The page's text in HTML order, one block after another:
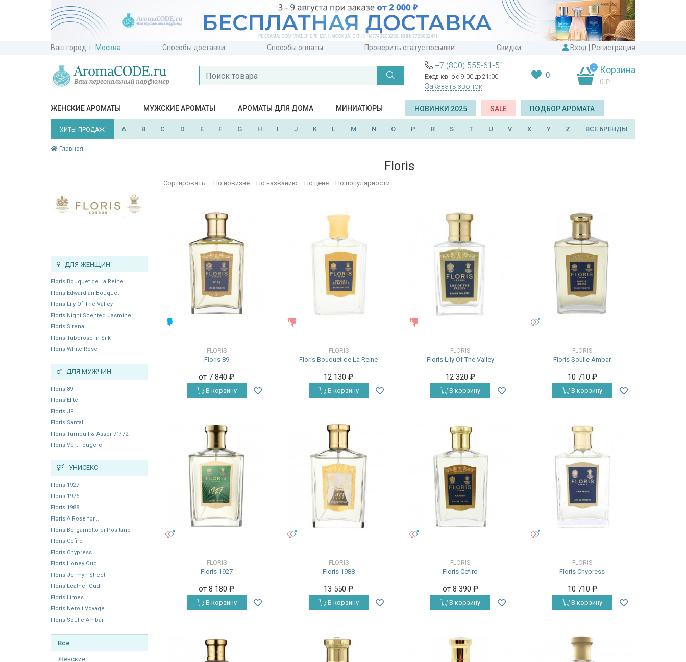
Ваш город: г. Москва Способы доставки Способы оплаты Проверить статус посылки Скидки Вход Регистрация
+7 (800) 555-61-51
Ежедневно с 9:00 до 21:00
Заказать звонок
0
0 Корзина
0 ₽
ЖЕНСКИЕ АРОМАТЫ МУЖСКИЕ АРОМАТЫ АРОМАТЫ ДЛЯ ДОМА МИНИАТЮРЫ НОВИНКИ 2025 SALE ПОДБОР АРОМАТА
ХИТЫ ПРОДАЖ A B C D E F G H I J K L M N O P R S T U V X Y Z ВСЕ БРЕНДЫ
Главная
ДЛЯ ЖЕНЩИН
Floris Bouquet de La Reine
Floris Edwardian Bouquet
Floris Lily Of The Valley
Floris Night Scented Jasmine
Floris Sirena
Floris Tuberose in Silk
Floris White Rose
ДЛЯ МУЖЧИН
Floris 89
Floris Elite
Floris JF
Floris Santal
Floris Turnbull & Asser 71/72
Floris Vert Fougere
УНИСЕКС
Floris 1927
Floris 1976
Floris 1988
Floris A Rose for...
Floris Bergamotto di Positano
Floris Cefiro
Floris Chypress
Floris Honey Oud
Floris Jermyn Street
Floris Leather Oud
Floris Limes
Floris Neroli Voyage
Floris Soulle Ambar
Все
Женские
Floris
Сортировать: По новизне По названию По цене По популярности
FLORIS
Floris 89
от 7 840₽
В корзину
FLORIS
Floris Bouquet de La Reine
12 130₽
В корзину
FLORIS
Floris Lily Of The Valley
12 320 ₽
В корзину
FLORIS
Floris Soulle Ambar
10 710 ₽
В корзину
FLORIS
Floris 1927
от 8 180₽
В корзину
FLORIS
Floris 1988
13 550₽
В корзину
FLORIS
Floris Cefiro
от 8 390 ₽
В корзину
FLORIS
Floris Chypress
10 710 ₽
В корзину